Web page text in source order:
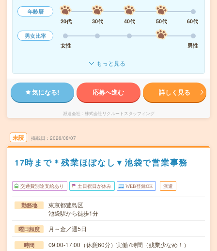
年齢層
20代
30代 40代 50代
60代
男女比率
女性
男性
もっと見る
気になる! 応募へ進む 詳しく見る
派遣会社 株式会社リクルートスタッフィング
未読 掲載日 2026/08/07
17時まで＊残業ほぼなし▼池袋で営業事務
交通費別途支給あり 土日祝日が休み WEB登録OK 派遣
勤務地
東京都豊島区
池袋駅から徒歩1分
曜日頻度 月～金／週5日
時間 09:00-17:00（休憩60分）実働7時間（残業少なめ！）